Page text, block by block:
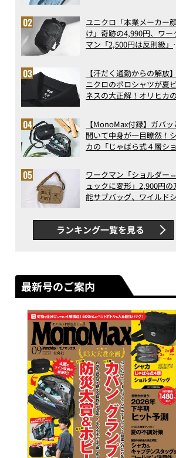
で決定版
ユニクロ「本業メーカー
け」奇跡の4,990円、ワー
マン「2,500円は反則級」
ト3】（2026年6月版）
【汗だく通勤からの解放
ニクロのポロシャツが夏
ネスの大正解！オリヒカ
アの実力
【MonoMax付録】ガバッ
開いて中身が一目瞭然！
カの「じゃばら式４層シ
った！
ワークマン「ショルダー
ュックに変形」2,900円の
能サブバッグ、ワイルド
録…ほか【休日バッグの人
記事ランキングベスト3】
（2026年6月版）
ランキング一覧を見る
最新号のご案内